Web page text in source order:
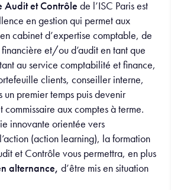
Audit et Contrôle de l’ISC Paris est
en gestion qui permet aux
cabinet d’expertise comptable, de
et/ou d’audit en tant que
au service comptabilité et finance,
clients, conseiller interne,
un premier temps puis devenir
aux comptes à terme.
innovante orientée vers
(action learning), la formation
et Contrôle vous permettra, en plus
alternance, d’être mis en situation